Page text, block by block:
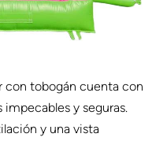
con tobogán cuenta con
impecables y seguras.
y una vista